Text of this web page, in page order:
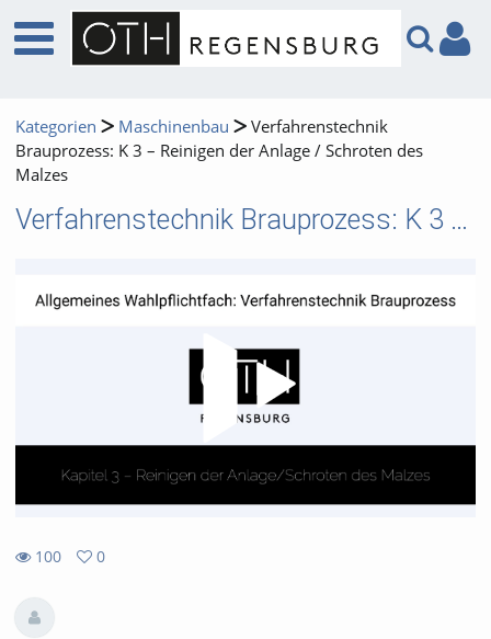
Kategorien Maschinenbau
Verfahrenstechnik
Brauprozess: K 3 – Reinigen der Anlage / Schroten des
Malzes
Verfahrenstechnik Brauprozess: K 3 – Reinigen der Anlage / Schroten des Malzes
100
views
0
favorites